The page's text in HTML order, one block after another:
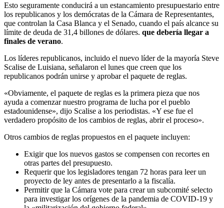
Esto seguramente conducirá a un estancamiento presupuestario entre
los republicanos y los demócratas de la Cámara de Representantes,
que controlan la Casa Blanca y el Senado, cuando el país alcance su
límite de deuda de 31,4 billones de dólares. que debería llegar a
finales de verano.
Los líderes republicanos, incluido el nuevo líder de la mayoría Steve
Scalise de Luisiana, señalaron el lunes que creen que los
republicanos podrán unirse y aprobar el paquete de reglas.
«Obviamente, el paquete de reglas es la primera pieza que nos
ayuda a comenzar nuestro programa de lucha por el pueblo
estadounidense», dijo Scalise a los periodistas. «Y ese fue el
verdadero propósito de los cambios de reglas, abrir el proceso».
Otros cambios de reglas propuestos en el paquete incluyen:
Exigir que los nuevos gastos se compensen con recortes en
otras partes del presupuesto.
Requerir que los legisladores tengan 72 horas para leer un
proyecto de ley antes de presentarlo a la fiscalía.
Permitir que la Cámara vote para crear un subcomité selecto
para investigar los orígenes de la pandemia de COVID-19 y